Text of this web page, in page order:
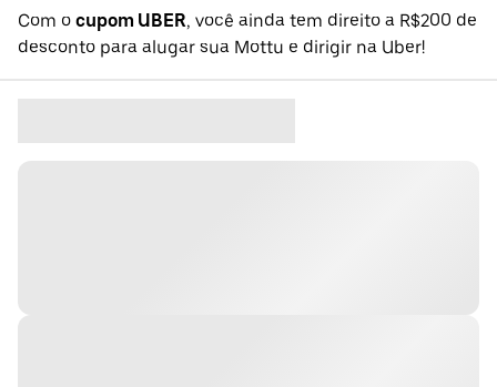
Com o cupom UBER, você ainda tem direito a R$200 de
desconto para alugar sua Mottu e dirigir na Uber!